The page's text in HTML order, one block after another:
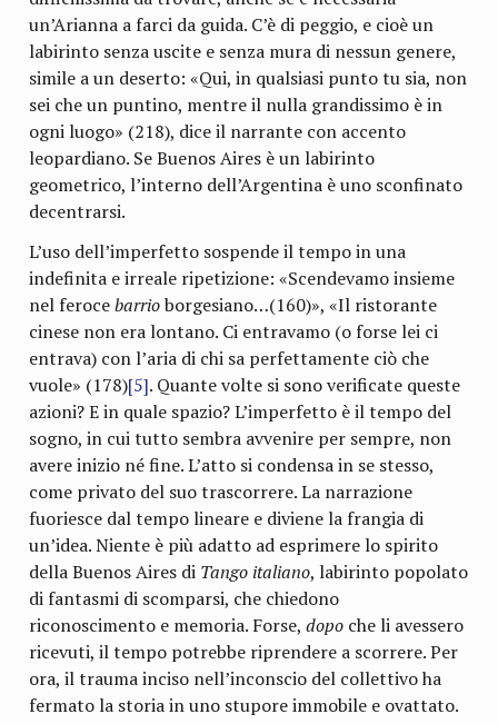
un’Arianna a farci da guida. C’è di peggio, e cioè un
labirinto senza uscite e senza mura di nessun genere,
simile a un deserto: «Qui, in qualsiasi punto tu sia, non
sei che un puntino, mentre il nulla grandissimo è in
ogni luogo» (218), dice il narrante con accento
leopardiano. Se Buenos Aires è un labirinto
geometrico, l’interno dell’Argentina è uno sconfinato
decentrarsi.
L’uso dell’imperfetto sospende il tempo in una
indefinita e irreale ripetizione: «Scendevamo insieme
nel ferocebarrioborgesiano…(160)», «Il ristorante
cinese non era lontano. Ci entravamo (o forse lei ci
entrava) con l’aria di chi sa perfettamente ciò che
vuole» (178)[5]. Quante volte si sono verificate queste
azioni? E in quale spazio? L’imperfetto è il tempo del
sogno, in cui tutto sembra avvenire per sempre, non
avere inizio né fine. L’atto si condensa in se stesso,
come privato del suo trascorrere. La narrazione
fuoriesce dal tempo lineare e diviene la frangia di
un’idea. Niente è più adatto ad esprimere lo spirito
della Buenos Aires di Tango italiano, labirinto popolato
di fantasmi di scomparsi, che chiedono
riconoscimento e memoria. Forse,dopo che li avessero
ricevuti, il tempo potrebbe riprendere a scorrere. Per
ora, il trauma inciso nell’inconscio del collettivo ha
fermato la storia in uno stupore immobile e ovattato.